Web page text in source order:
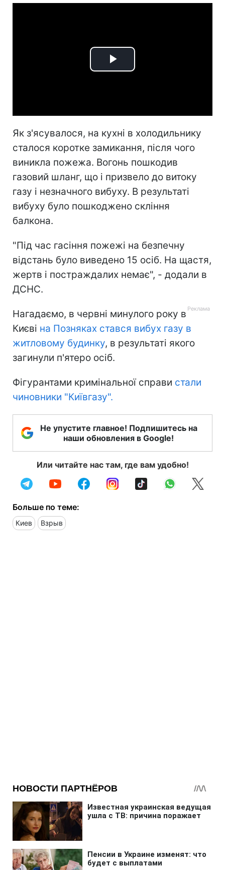
Play
Як з'ясувалося, на кухні в холодильнику
сталося коротке замикання, після чого
виникла пожежа. Вогонь пошкодив
газовий шланг, що і призвело до витоку
газу і незначного вибуху. В результаті
вибуху було пошкоджено скління
балкона.
"Під час гасіння пожежі на безпечну
відстань було виведено 15 осіб. На щастя,
жертв і постраждалих немає", - додали в
ДСНС.
Нагадаємо, в червні минулого року в
Києві на Позняках стався вибух газу в
житловому будинку, в результаті якого
загинули п'ятеро осіб.
Фігурантами кримінальної справи стали
чиновники "Київгазу".
Не упустите главное! Подпишитесь на
наши обновления в Google!
Или читайте нас там, где вам удобно!
Больше по теме:
Киев Взрыв